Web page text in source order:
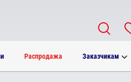
Распродажа Заказчикам